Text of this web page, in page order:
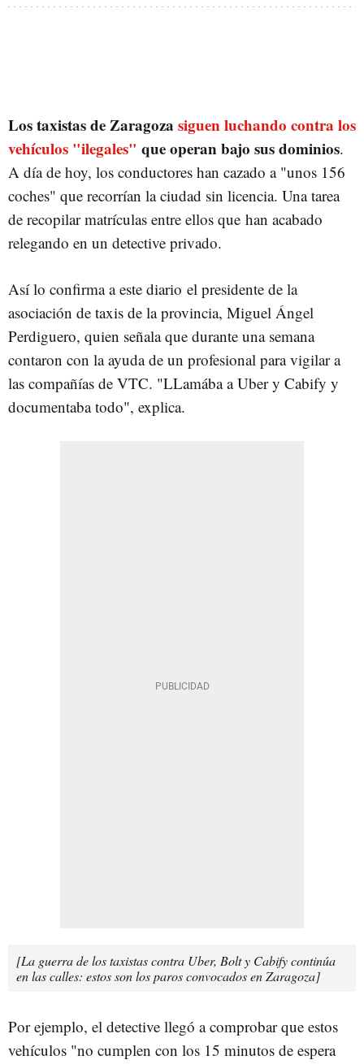
Los taxistas de Zaragoza siguen luchando contra los
vehículos "ilegales" que operan bajo sus dominios.
A día de hoy, los conductores han cazado a "unos 156
coches" que recorrían la ciudad sin licencia. Una tarea
de recopilar matrículas entre ellos que han acabado
relegando en un detective privado.
Así lo confirma a este diario el presidente de la
asociación de taxis de la provincia, Miguel Ángel
Perdiguero, quien señala que durante una semana
contaron con la ayuda de un profesional para vigilar a
las compañías de VTC. "LLamába a Uber y Cabify y
documentaba todo", explica.
[La guerra de los taxistas contra Uber, Bolt y Cabify continúa
en las calles: estos son los paros convocados en Zaragoza]
Por ejemplo, el detective llegó a comprobar que estos
vehículos "no cumplen con los 15 minutos de espera